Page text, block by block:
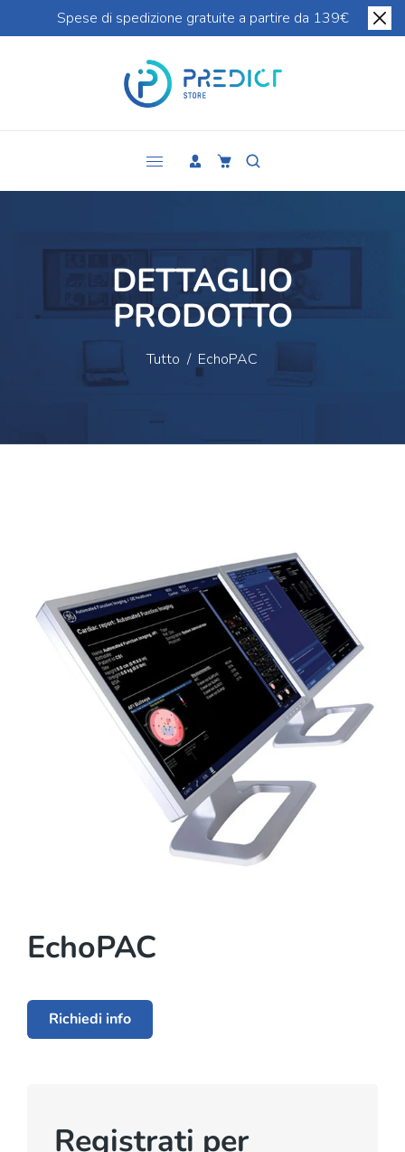
Spese di spedizione gratuite a partire da 139€
DETTAGLIO
PRODOTTO
Tutto / EchoPAC
EchoPAC
Richiedi info
Registrati per